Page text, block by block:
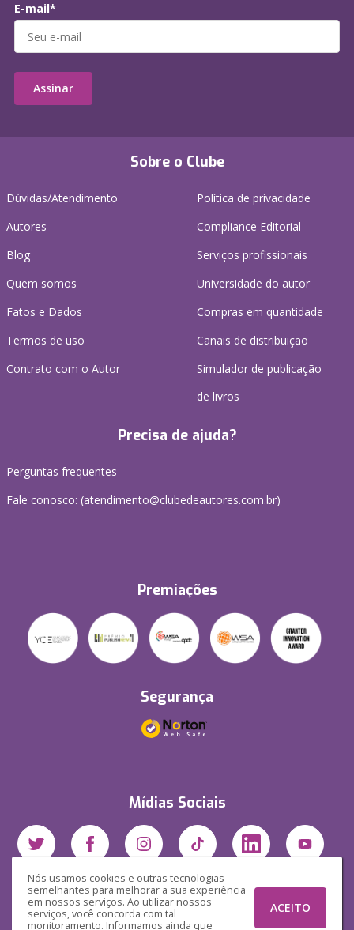
Nós usamos cookies e outras tecnologias
semelhantes para melhorar a sua experiência
em nossos serviços. Ao utilizar nossos
serviços, você concorda com tal
monitoramento. Informamos ainda que
ACEITO
Sobre o Clube
Dúvidas/Atendimento
Autores
Blog
Quem somos
Fatos e Dados
Termos de uso
Contrato com o Autor
Política de privacidade
Compliance Editorial
Serviços profissionais
Universidade do autor
Compras em quantidade
Canais de distribuição
Simulador de publicação
de livros
Precisa de ajuda?
Perguntas frequentes
Fale conosco: (atendimento@clubedeautores.com.br)
Premiações
Segurança
Mídias Sociais
E-mail*
Assinar